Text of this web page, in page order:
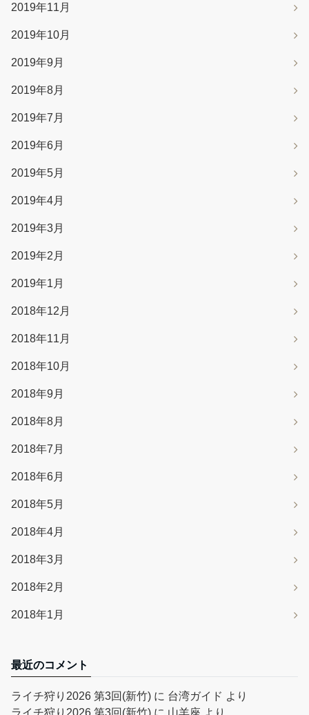
2019年11月
2019年10月
2019年9月
2019年8月
2019年7月
2019年6月
2019年5月
2019年4月
2019年3月
2019年2月
2019年1月
2018年12月
2018年11月
2018年10月
2018年9月
2018年8月
2018年7月
2018年6月
2018年5月
2018年4月
2018年3月
2018年2月
2018年1月
最近のコメント
ライチ狩り2026 第3回(新竹) に 台湾ガイド より
ライチ狩り2026 第3回(新竹) に 山羊座 より